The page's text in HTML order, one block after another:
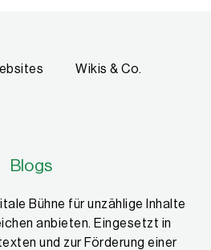
Wikis & Co.
Blogs
Bühne für unzählige Inhalte
anbieten. Eingesetzt in
und zur Förderung einer